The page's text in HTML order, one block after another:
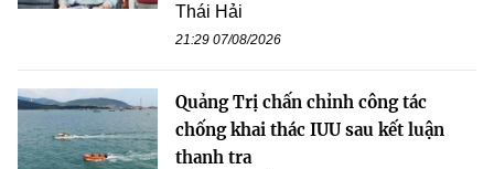
Thái Hải
21:29 07/08/2026
Quảng Trị chấn chỉnh công tác
chống khai thác IUU sau kết luận
thanh tra